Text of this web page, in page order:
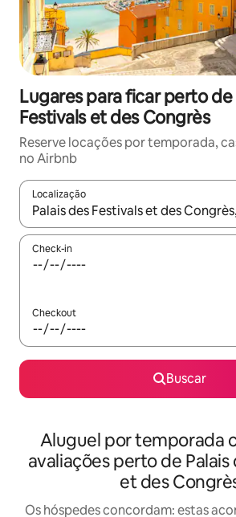
Lugares para ficar perto de
Festivals et des Congrès
Reserve locações por temporada,
no Airbnb
Localização
Quando os resultados estiverem
Check-in
Checkout
Buscar
Aluguel por temporada
avaliações perto de Palais
et des
Os hóspedes concordam: estas